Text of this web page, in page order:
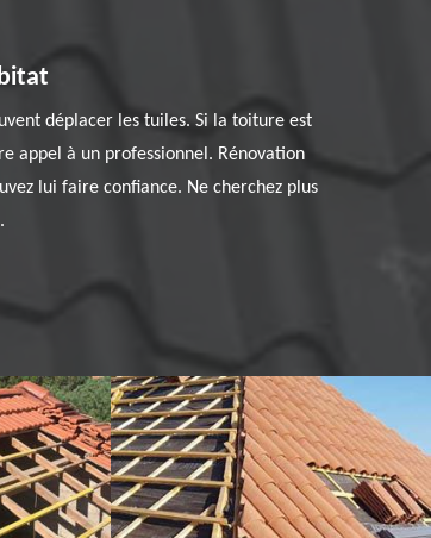
déplacer les tuiles. Si la toiture est
appel à un professionnel. Rénovation
lui faire confiance. Ne cherchez plus